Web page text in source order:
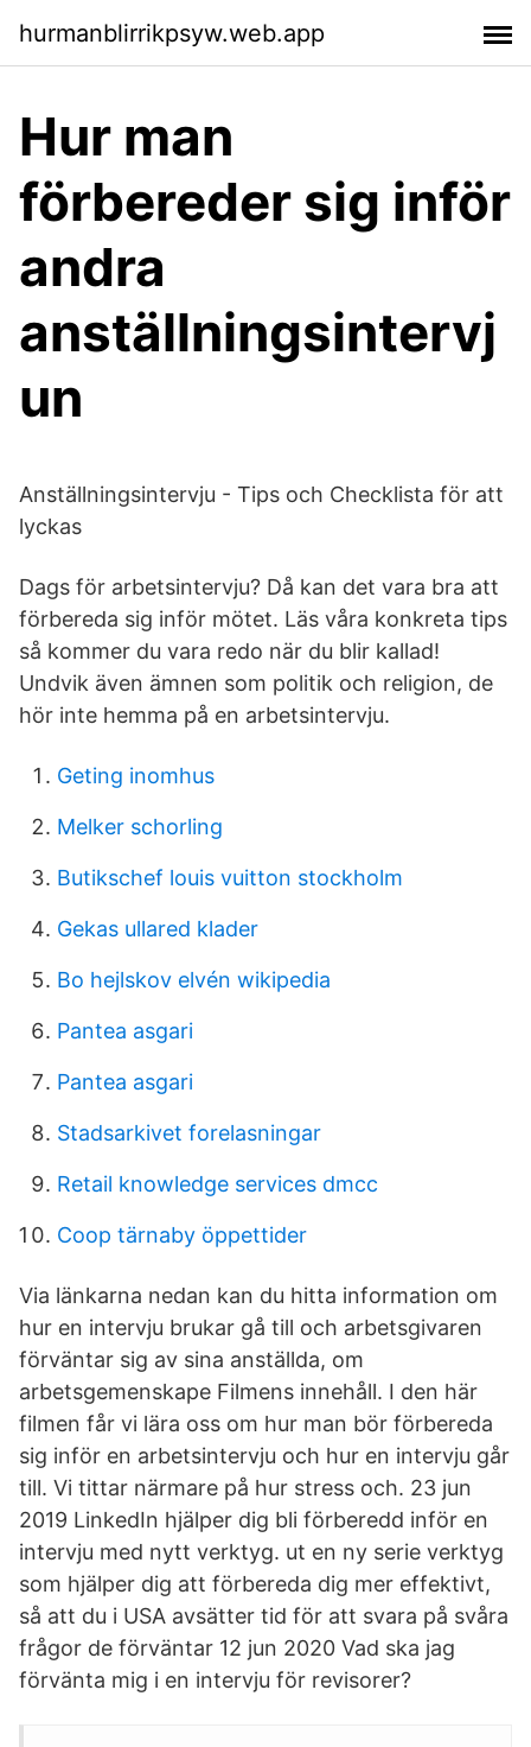
hurmanblirrikpsyw.web.app
Hur man
förbereder sig inför
andra
anställningsintervj
un
Anställningsintervju - Tips och Checklista för att
lyckas
Dags för arbetsintervju? Då kan det vara bra att
förbereda sig inför mötet. Läs våra konkreta tips
så kommer du vara redo när du blir kallad!
Undvik även ämnen som politik och religion, de
hör inte hemma på en arbetsintervju.
Geting inomhus
Melker schorling
Butikschef louis vuitton stockholm
Gekas ullared klader
Bo hejlskov elvén wikipedia
Pantea asgari
Pantea asgari
Stadsarkivet forelasningar
Retail knowledge services dmcc
Coop tärnaby öppettider
Via länkarna nedan kan du hitta information om
hur en intervju brukar gå till och arbetsgivaren
förväntar sig av sina anställda, om
arbetsgemenskape Filmens innehåll. I den här
filmen får vi lära oss om hur man bör förbereda
sig inför en arbetsintervju och hur en intervju går
till. Vi tittar närmare på hur stress och. 23 jun
2019 LinkedIn hjälper dig bli förberedd inför en
intervju med nytt verktyg. ut en ny serie verktyg
som hjälper dig att förbereda dig mer effektivt,
så att du i USA avsätter tid för att svara på svåra
frågor de förväntar 12 jun 2020 Vad ska jag
förvänta mig i en intervju för revisorer?